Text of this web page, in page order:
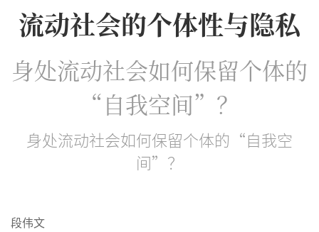
流动社会的个体性与隐私
身处流动社会如何保留个体的
“自我空间”？
身处流动社会如何保留个体的“自我空
间”？
段伟文